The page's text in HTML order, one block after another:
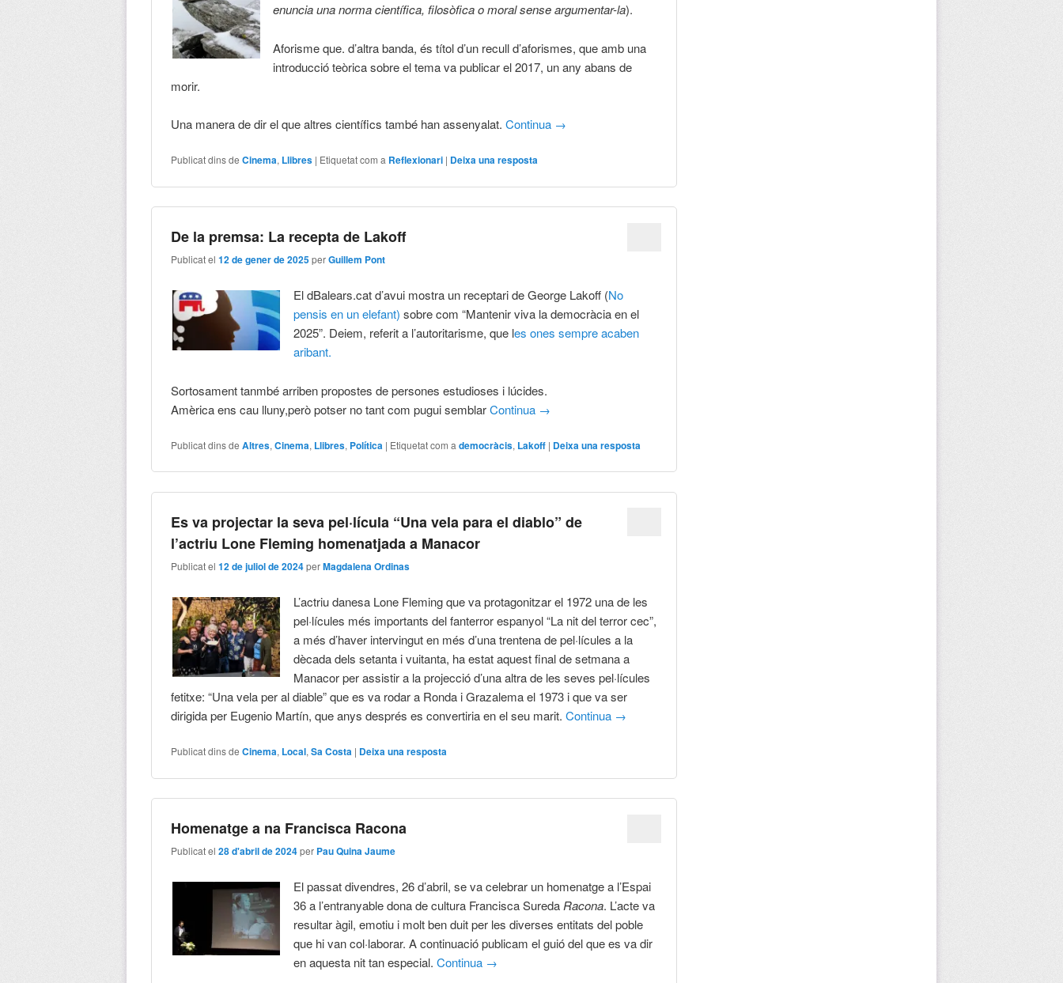
enuncia una norma científica, filosòfica o moral sense argumentar-la).
Aforisme que. d’altra banda, és títol d’un recull d’aforismes, que amb una
introducció teòrica sobre el tema va publicar el 2017, un any abans de
morir.
Una manera de dir el que altres científics també han assenyalat.Continua →
Publicat dins de Cinema, Llibres | Etiquetat com a Reflexionari | Deixa una resposta
De la premsa: La recepta de Lakoff
Publicat el12 de gener de 2025perGuillem Pont
El dBalears.cat d’avui mostra un receptari de George Lakoff (No
pensis en un elefant) sobre com “Mantenir viva la democràcia en el
2025”. Deiem, referit a l’autoritarisme, que les ones sempre acaben
aribant.
Sortosament tanmbé arriben propostes de persones estudioses i lúcides.
Amèrica ens cau lluny,però potser no tant com pugui semblarContinua →
Publicat dins de Altres,Cinema, Llibres, Política | Etiquetat com a democràcis, Lakoff | Deixa una resposta
Es va projectar la seva pel·lícula “Una vela para el diablo” de
l’actriu Lone Fleming homenatjada a Manacor
Publicat el12 de juliol de 2024perMagdalena Ordinas
L’actriu danesa Lone Fleming que va protagonitzar el 1972 una de les
pel·lícules més importants del fanterror espanyol “La nit del terror cec”,
a més d’haver intervingut en més d’una trentena de pel·lícules a la
dècada dels setanta i vuitanta, ha estat aquest final de setmana a
Manacor per assistir a la projecció d’una altra de les seves pel·lícules
fetitxe: “Una vela per al diable” que es va rodar a Ronda i Grazalema el 1973 i que va ser
dirigida per Eugenio Martín, que anys després es convertiria en el seu marit.Continua →
Publicat dins de Cinema, Local,Sa Costa | Deixa una resposta
Homenatge a na Francisca Racona
Publicat el28 d'abril de 2024per Pau Quina Jaume
El passat divendres, 26 d’abril, se va celebrar un homenatge a l’Espai
36 a l’entranyable dona de cultura Francisca Sureda Racona. L’acte va
resultar àgil, emotiu i molt ben duit per les diverses entitats del poble
que hi van col·laborar. A continuació publicam el guió del que es va dir
en aquesta nit tan especial.Continua →